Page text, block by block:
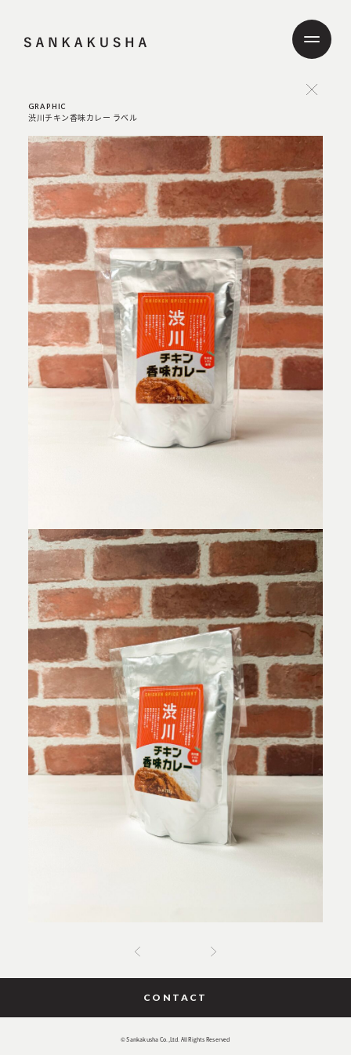
ABOUT
SERVICE
GRAPHIC
WEB
PRODUCT
MOVIE
GRAPHIC
渋川チキン香味カレー ラベル
CONTACT
© Sankakusha Co.,Ltd. All Rights Reserved